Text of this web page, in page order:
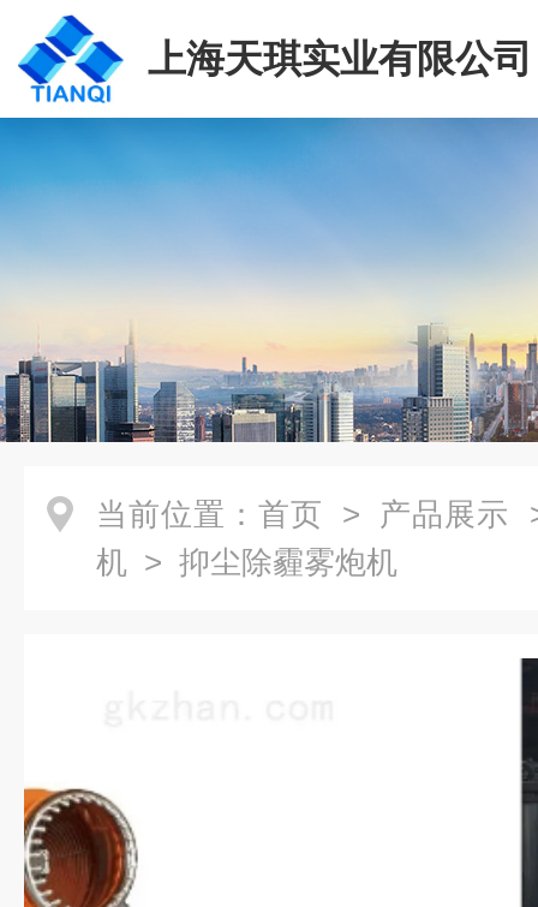
上海天琪实业有限公司
当前位置： 首页 > 产品展示
机 > 抑尘除霾雾炮机